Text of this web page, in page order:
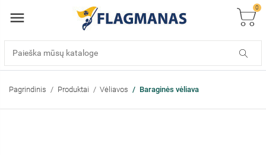
0
Pagrindinis Produktai Vėliavos Baraginės vėliava